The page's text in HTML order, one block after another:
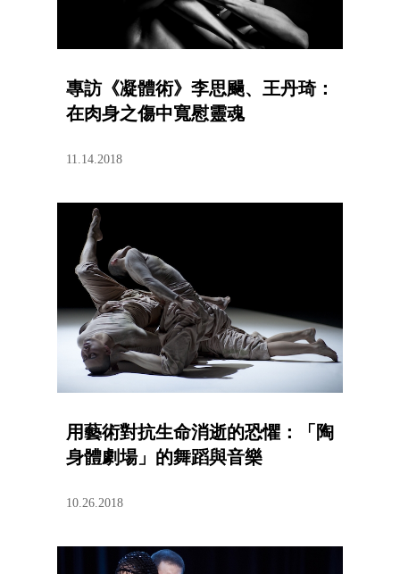
專訪《凝體術》李思颺、王丹琦：
在肉身之傷中寬慰靈魂
11.14.2018
用藝術對抗生命消逝的恐懼：「陶
身體劇場」的舞蹈與音樂
10.26.2018